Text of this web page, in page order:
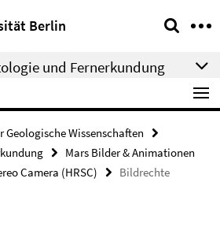
Berlin
und Fernerkundung
Geologische Wissenschaften
Mars Bilder & Animationen
Camera (HRSC)
Bildrechte